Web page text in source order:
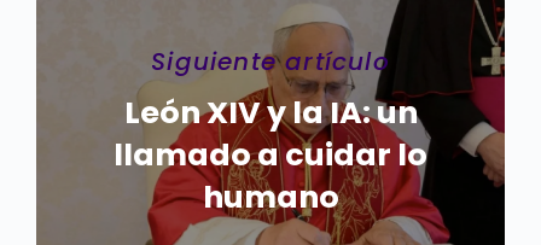
Siguiente artículo
León XIV y la IA: un
llamado a cuidar lo
humano